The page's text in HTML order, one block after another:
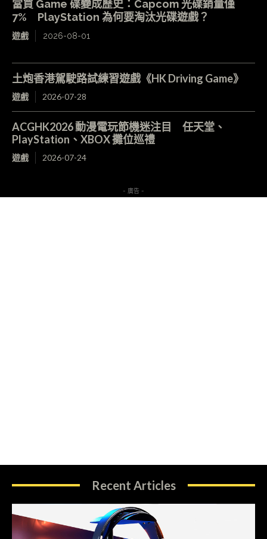
當買 Game 碟變成歷史：Capcom 光碟銷量僅
7% PlayStation 為何要淘汰光碟遊戲？
遊戲 2026-08-01
土炮香港駕駛路試練習遊戲《HK Driving Game》
遊戲 2026-07-28
ACGHK2026 動漫電玩節機迷注目 任天堂、
PlayStation、XBOX 攤位巡禮
遊戲 2026-07-24
- 廣告 -
Recent Articles